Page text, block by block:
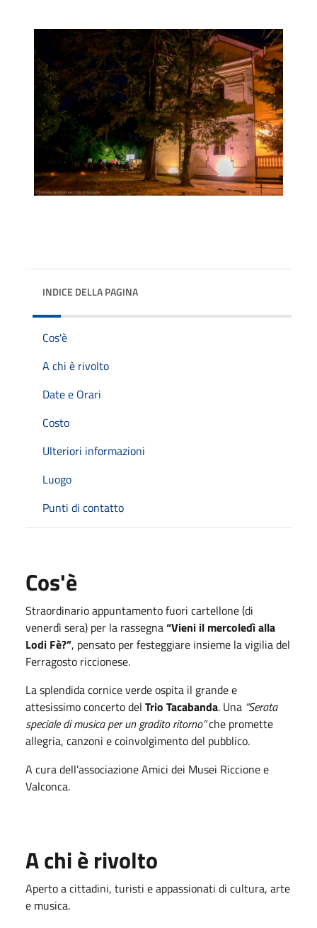
INDICE DELLA PAGINA
Cos'è
A chi è rivolto
Date e Orari
Costo
Ulteriori informazioni
Luogo
Punti di contatto
Cos'è
Straordinario appuntamento fuori cartellone (di
venerdì sera) per la rassegna“Vieni il mercoledì alla
Lodi Fè?”, pensato per festeggiare insieme la vigilia del
Ferragosto riccionese.
La splendida cornice verde ospita il grande e
attesissimo concerto del Trio Tacabanda. Una “Serata
speciale di musica per un gradito ritorno”che promette
allegria, canzoni e coinvolgimento del pubblico.
A cura dell’associazione Amici dei Musei Riccione e
Valconca.
A chi è rivolto
Aperto a cittadini, turisti e appassionati di cultura, arte
e musica.